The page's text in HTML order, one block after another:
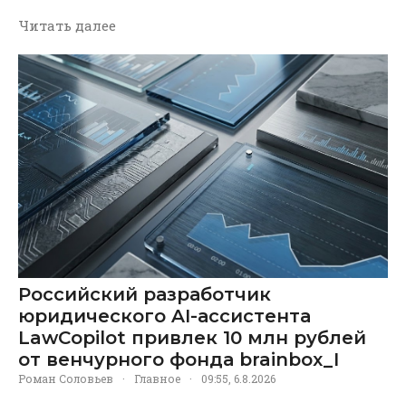
Читать далее
Российский разработчик
юридического AI-ассистента
LawCopilot привлек 10 млн рублей
от венчурного фонда brainbox_I
Роман Соловьев · Главное · 09:55, 6.8.2026